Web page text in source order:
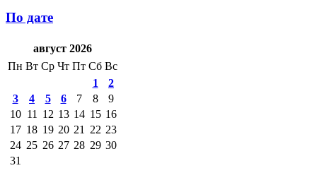
По дате
август 2026
Пн Вт Ср Чт Пт Сб Вс
1
2
3
4 5 6 7 8
9
10 11 12 13 14 15 16
17 18 19 20 21 22 23
24 25 26 27 28 29 30
31